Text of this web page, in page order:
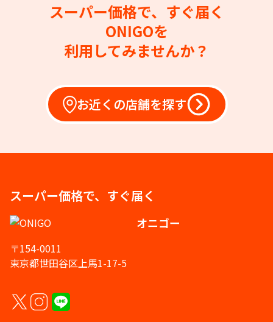
スーパー価格で、すぐ届く
ONIGOを
利用してみませんか？
お近くの店舗を探す
スーパー価格で、すぐ届く
オニゴー
〒154-0011
東京都世田谷区上馬1-17-5